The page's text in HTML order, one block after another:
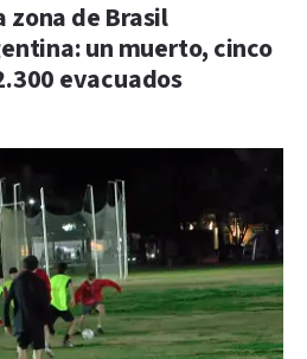
zona de Brasil
un muerto, cinco
evacuados